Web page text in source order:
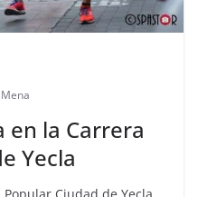
en la Carrera
Yecla